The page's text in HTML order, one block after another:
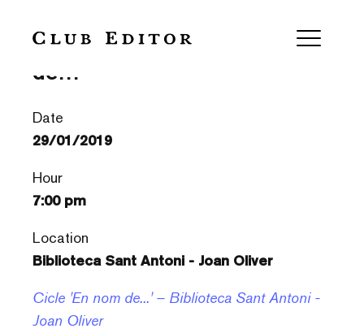
Eva Baltasar al cicle ‘En nom
de…’
Date
29/01/2019
Hour
7:00 pm
Location
Biblioteca Sant Antoni - Joan Oliver
Cicle 'En nom de...' – Biblioteca Sant Antoni -
Joan Oliver